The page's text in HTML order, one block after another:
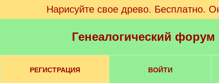
Нарисуйте свое древо. Бесплатно.
Генеалогический
РЕГИСТРАЦИЯ ВОЙТИ